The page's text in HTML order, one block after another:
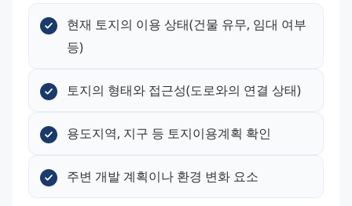
현재 토지의 이용 상태(건물 유무, 임대 여부
등)
토지의 형태와 접근성(도로와의 연결 상태)
용도지역, 지구 등 토지이용계획 확인
주변 개발 계획이나 환경 변화 요소